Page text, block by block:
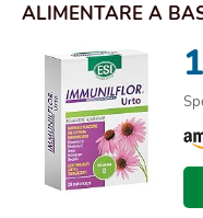
ALIMENTARE A